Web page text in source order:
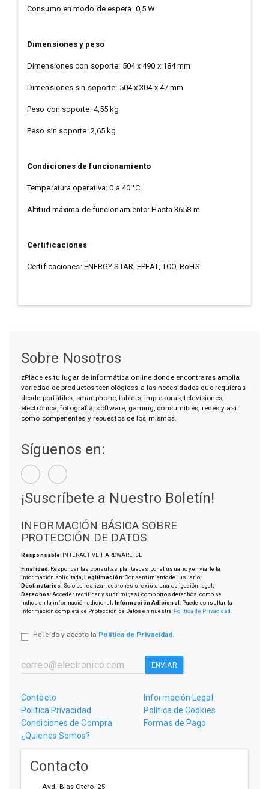
Consumo en modo de espera: 0,5 W
Dimensiones y peso
Dimensiones con soporte: 504 x 490 x 184 mm
Dimensiones sin soporte: 504 x 304 x 47 mm
Peso con soporte: 4,55 kg
Peso sin soporte: 2,65 kg
Condiciones de funcionamiento
Temperatura operativa: 0 a 40 °C
Altitud máxima de funcionamiento: Hasta 3658 m
Certificaciones
Certificaciones: ENERGY STAR, EPEAT, TCO, RoHS
Sobre Nosotros
zPlace es tu lugar de informática online donde encontraras amplia
variedad de productos tecnológicos a las necesidades que requieras
desde portátiles, smartphone, tablets, impresoras, televisiones,
electrónica, fotografía, software, gaming, consumibles, redes y asi
como compenentes y repuestos de los mismos.
Síguenos en:
¡Suscríbete a Nuestro Boletín!
INFORMACIÓN BÁSICA SOBRE
PROTECCIÓN DE DATOS
Responsable: INTERACTIVE HARDWARE, SL
Finalidad: Responder las consultas planteadas por el usuario y enviarle la
información solicitada;Legitimación: Consentimiento del usuario;
Destinatarios: Solo se realizan cesiones si existe una obligación legal;
Derechos: Acceder, rectificar y suprimir, así como otros derechos, como se
indica en la información adicional; Información Adicional: Puede consultar la
información completa de Protección de Datos en nuestra Política de Privacidad
He leído y acepto la Política de Privacidad.
ENVIAR
Contacto
Información Legal
Política Privacidad
Política de Cookies
Condiciones de Compra
Formas de Pago
¿Quienes Somos?
Contacto
Avd. Blas Otero, 25